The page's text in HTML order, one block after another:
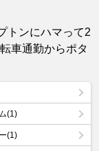
ンにハマって2
車通勤からポタ
(1)
(1)